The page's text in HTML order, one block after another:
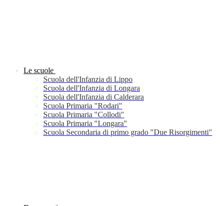
Le scuole
Scuola dell'Infanzia di Lippo
Scuola dell'Infanzia di Longara
Scuola dell'Infanzia di Calderara
Scuola Primaria "Rodari"
Scuola Primaria "Collodi"
Scuola Primaria "Longara"
Scuola Secondaria di primo grado "Due Risorgimenti"